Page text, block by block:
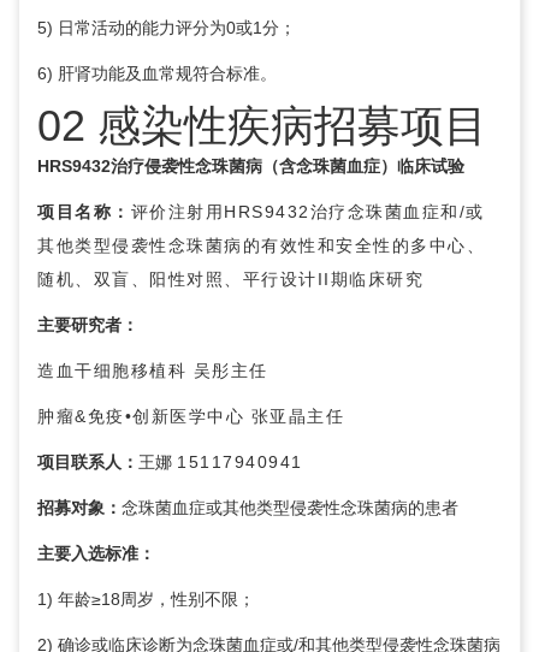
5) 日常活动的能力评分为0或1分；
6) 肝肾功能及血常规符合标准。
02 感染性疾病招募项目
HRS9432治疗侵袭性念珠菌病（含念珠菌血症）临床试验
项目名称： 评价注射用HRS9432治疗念珠菌血症和/或
其他类型侵袭性念珠菌病的有效性和安全性的多中心、
随机、双盲、阳性对照、平行设计II期临床研究
主要研究者：
造血干细胞移植科 吴彤主任
肿瘤&免疫•创新医学中心 张亚晶主任
项目联系人： 王娜 15117940941
招募对象： 念珠菌血症或其他类型侵袭性念珠菌病的患者
主要入选标准：
1) 年龄≥18周岁，性别不限；
2) 确诊或临床诊断为念珠菌血症或/和其他类型侵袭性念珠菌病